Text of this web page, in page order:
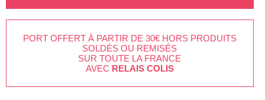
PORT OFFERT À PARTIR DE 30€ HORS PRODUITS
SOLDÉS OU REMISÉS
SUR TOUTE LA FRANCE
AVEC RELAIS COLIS